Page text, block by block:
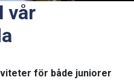
vår
för både juniorer